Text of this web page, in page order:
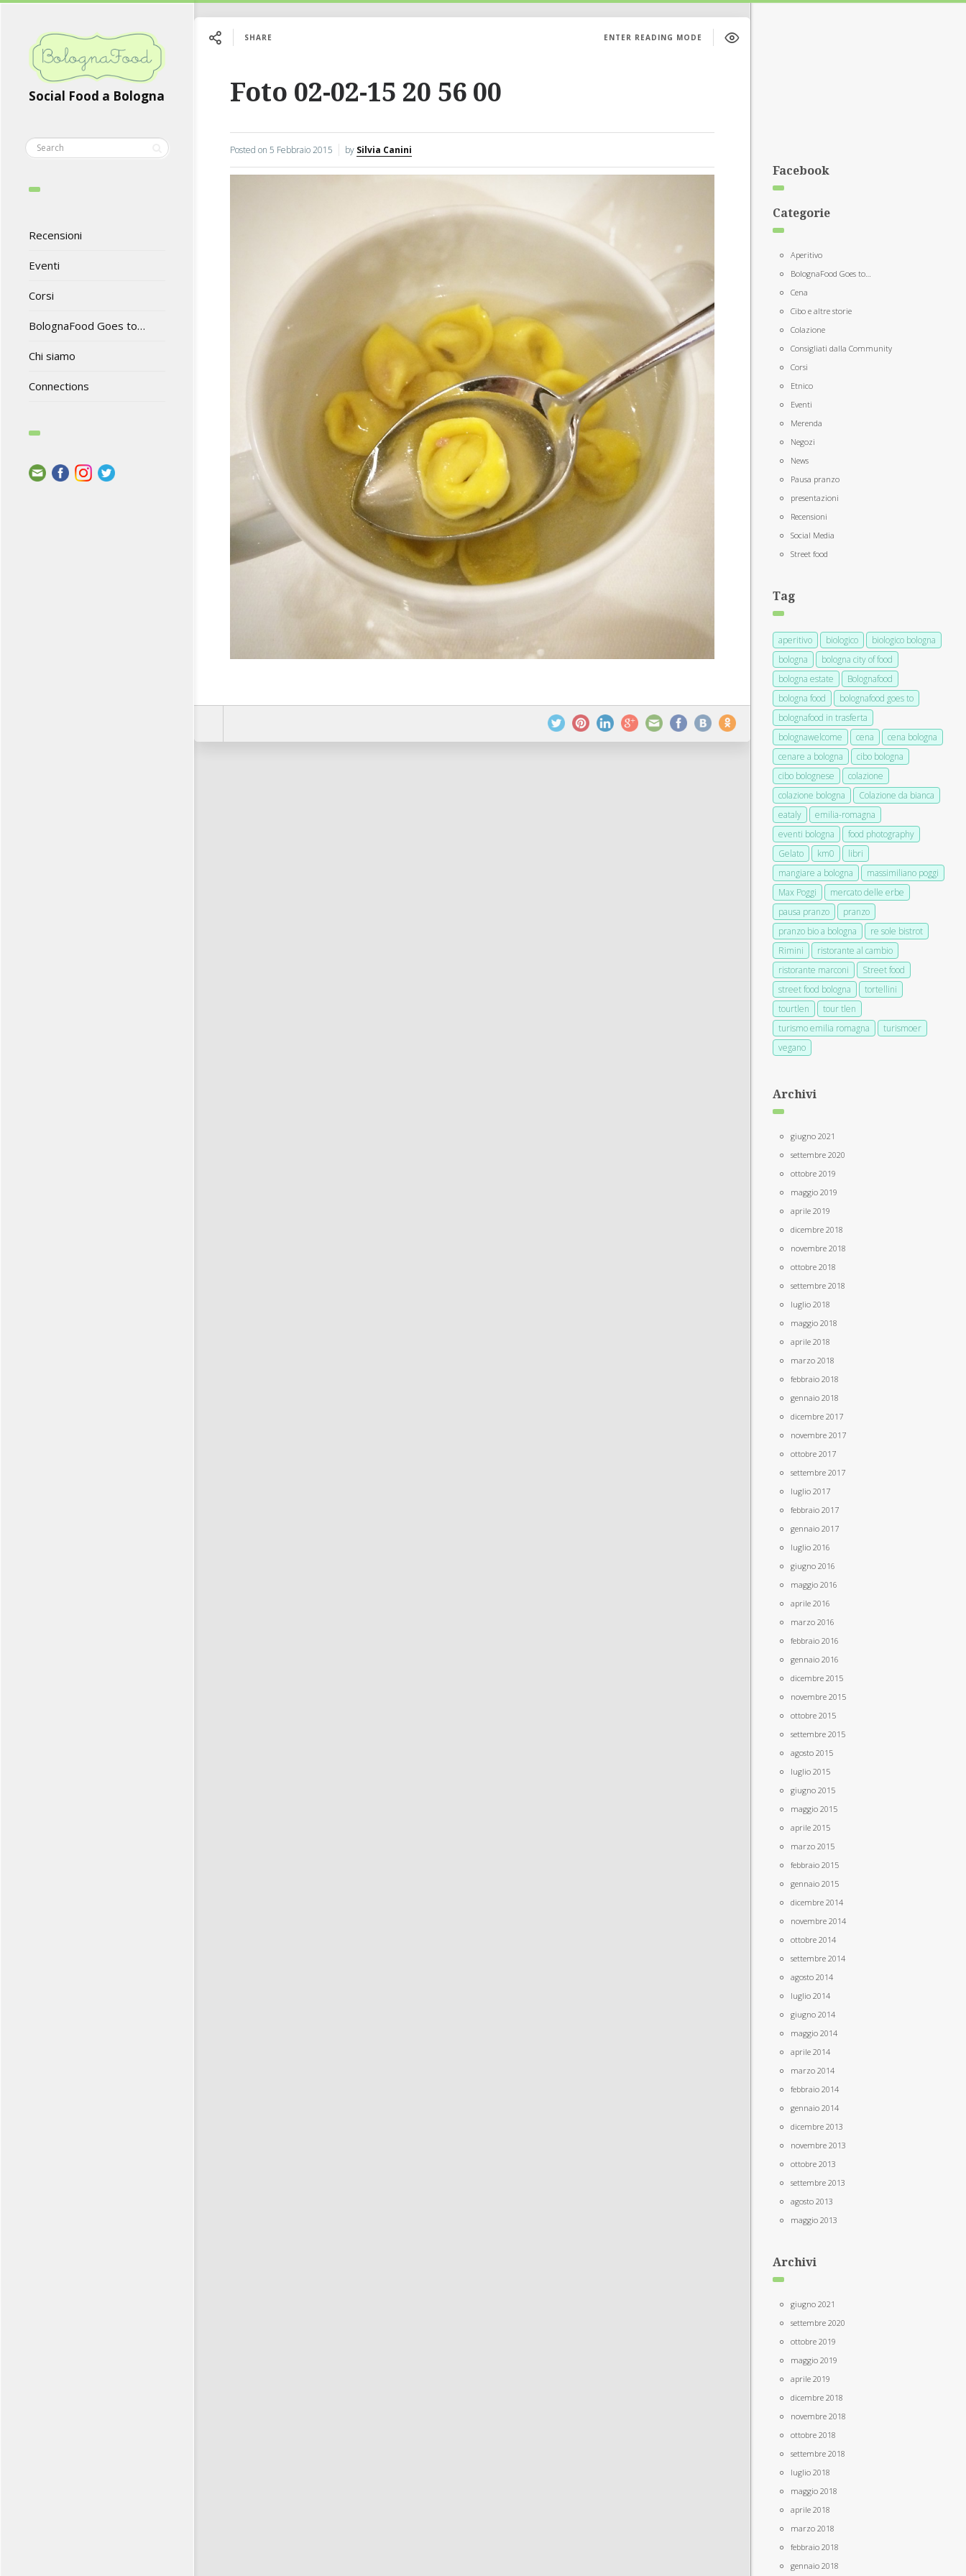
Social Food a Bologna
Recensioni
Eventi
Corsi
BolognaFood Goes to…
Chi siamo
Connections
SHARE ENTER READING MODE
Foto 02-02-15 20 56 00
Posted on 5 Febbraio 2015 by Silvia Canini
Facebook
Categorie
Aperitivo
BolognaFood Goes to…
Cena
Cibo e altre storie
Colazione
Consigliati dalla Community
Corsi
Etnico
Eventi
Merenda
Negozi
News
Pausa pranzo
presentazioni
Recensioni
Social Media
Street food
Tag
aperitivo biologico
biologico bologna
bologna
bologna city of food
bologna estate
Bolognafood
bologna food
bolognafood goes to
bolognafood in trasferta
bolognawelcome
cena
cena bologna
cenare a bologna
cibo bologna
cibo bolognese
colazione
colazione bologna
Colazione da bianca
eataly
emilia-romagna
eventi bologna
food photography
Gelato
km0
libri
mangiare a bologna
massimiliano poggi
Max Poggi
mercato delle erbe
pausa pranzo
pranzo
pranzo bio a bologna
re sole bistrot
Rimini
ristorante al cambio
ristorante marconi
Street food
street food bologna
tortellini
tourtlen
tour tlen
turismo emilia romagna
turismoer
vegano
Archivi
giugno 2021
settembre 2020
ottobre 2019
maggio 2019
aprile 2019
dicembre 2018
novembre 2018
ottobre 2018
settembre 2018
luglio 2018
maggio 2018
aprile 2018
marzo 2018
febbraio 2018
gennaio 2018
dicembre 2017
novembre 2017
ottobre 2017
settembre 2017
luglio 2017
febbraio 2017
gennaio 2017
luglio 2016
giugno 2016
maggio 2016
aprile 2016
marzo 2016
febbraio 2016
gennaio 2016
dicembre 2015
novembre 2015
ottobre 2015
settembre 2015
agosto 2015
luglio 2015
giugno 2015
maggio 2015
aprile 2015
marzo 2015
febbraio 2015
gennaio 2015
dicembre 2014
novembre 2014
ottobre 2014
settembre 2014
agosto 2014
luglio 2014
giugno 2014
maggio 2014
aprile 2014
marzo 2014
febbraio 2014
gennaio 2014
dicembre 2013
novembre 2013
ottobre 2013
settembre 2013
agosto 2013
maggio 2013
Archivi
giugno 2021
settembre 2020
ottobre 2019
maggio 2019
aprile 2019
dicembre 2018
novembre 2018
ottobre 2018
settembre 2018
luglio 2018
maggio 2018
aprile 2018
marzo 2018
febbraio 2018
gennaio 2018